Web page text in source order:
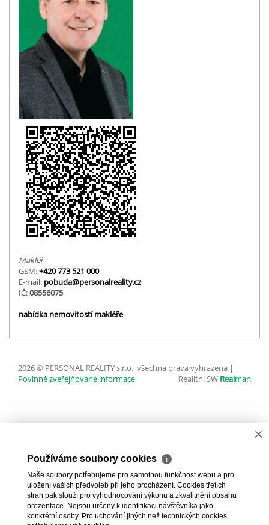
Makléř
GSM:+420 773 521 000
E-mail: pobuda@personalreality.cz
IČ:08556075
nabídka nemovitostí makléře
2026 © PERSONAL REALITY s.r.o., všechna práva vyhrazena |
Povinně zveřejňované informace
Realitní SW Realman
×
Používáme soubory cookies ℹ
Naše soubory potřebujeme pro samotnou funkčnost webu a pro
uložení vašich předvoleb při jeho procházení. Cookies třetích
stran pak slouží pro vyhodnocování výkonu a zkvalitnění obsahu
prezentace. Nejsou určeny k identifikaci návštěvníka jako
konkrétní osoby. Pro uchování jiných než technických cookies